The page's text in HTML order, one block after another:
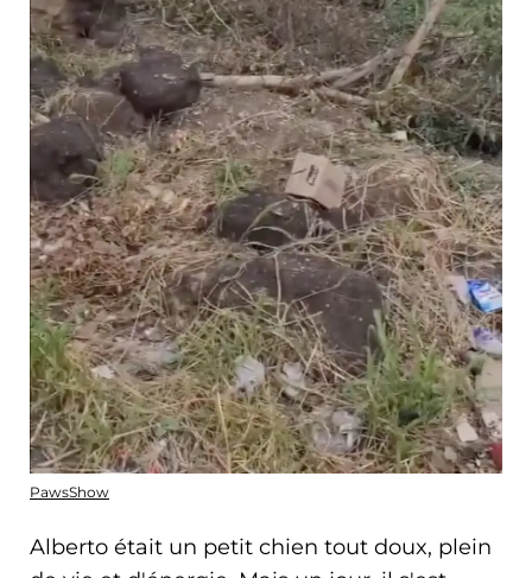
PawsShow
Alberto était un petit chien tout doux, plein